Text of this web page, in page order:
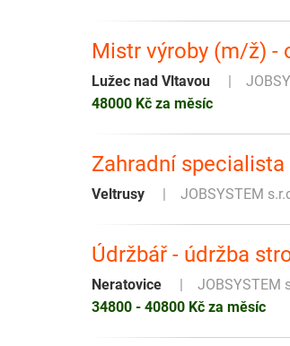
Mistr výroby (m/ž) -
Lužec nad Vltavou
48000 Kč za měsíc
Zahradní
Veltrusy JOBSYSTEM
Údržbář - údržba
Neratovice
JOBSYSTEM
34800 - 40800 Kč za měsíc